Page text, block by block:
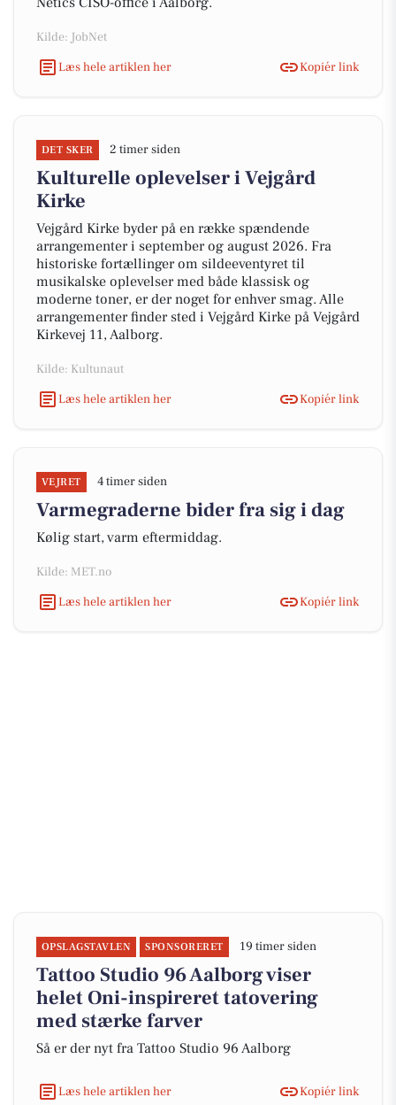
Kilde: JobNet
Læs hele artiklen her
Kopiér link
DET SKER 2 timer siden
Kulturelle oplevelser i Vejgård
Kirke
Vejgård Kirke byder på en række spændende
arrangementer i september og august 2026. Fra
historiske fortællinger om sildeeventyret til
musikalske oplevelser med både klassisk og
moderne toner, er der noget for enhver smag. Alle
arrangementer finder sted i Vejgård Kirke på Vejgård
Kirkevej 11, Aalborg.
Kilde: Kultunaut
Læs hele artiklen her
Kopiér link
VEJRET 4 timer siden
Varmegraderne bider fra sig i dag
Kølig start, varm eftermiddag.
Kilde: MET.no
Læs hele artiklen her
Kopiér link
OPSLAGSTAVLEN SPONSORERET 19 timer siden
Tattoo Studio 96 Aalborg viser
helet Oni-inspireret tatovering
med stærke farver
Så er der nyt fra Tattoo Studio 96 Aalborg
Læs hele artiklen her Kopiér link